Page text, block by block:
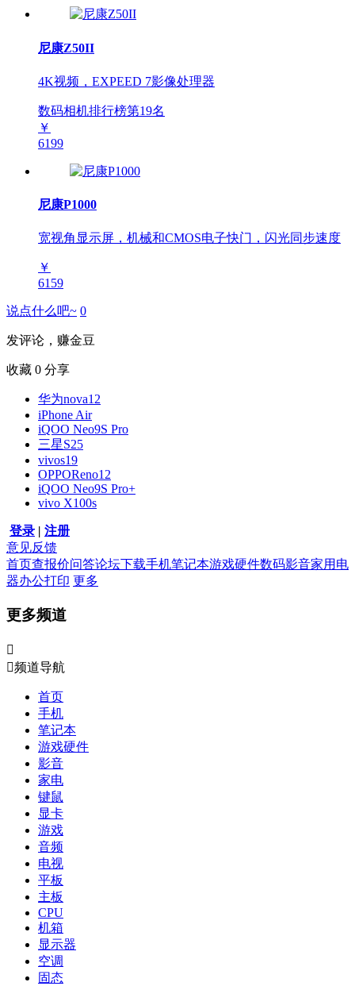
尼康Z50II
4K视频，EXPEED 7影像处理器
数码相机排行榜第19名
￥
6199
尼康P1000
宽视角显示屏，机械和CMOS电子快门，闪光同步速度
￥
6159
说点什么吧~ 0
发评论，赚金豆
收藏 0 分享
华为nova12
iPhone Air
iQOO Neo9S Pro
三星S25
vivos19
OPPOReno12
iQOO Neo9S Pro+
vivo X100s
登录
注册
意见反馈
首页查报价问答论坛 下载手机笔记本游戏硬件数码影音家用电
器办公打印 更多
更多频道

频道导航
首页
手机
笔记本
游戏硬件
影音
家电
键鼠
显卡
游戏
音频
电视
平板
主板
CPU
机箱
显示器
空调
固态